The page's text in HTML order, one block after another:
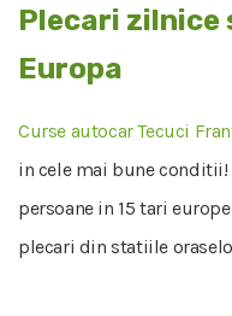
Plecari zilnice
Europa
Curse autocar Tecuci
in cele mai bune
persoane in 15 tari
plecari din statiile